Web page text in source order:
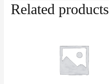
Related products